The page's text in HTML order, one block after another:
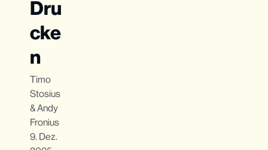
Dru
cke
n
Timo
Stosius
&Andy
Fronius
9. Dez.